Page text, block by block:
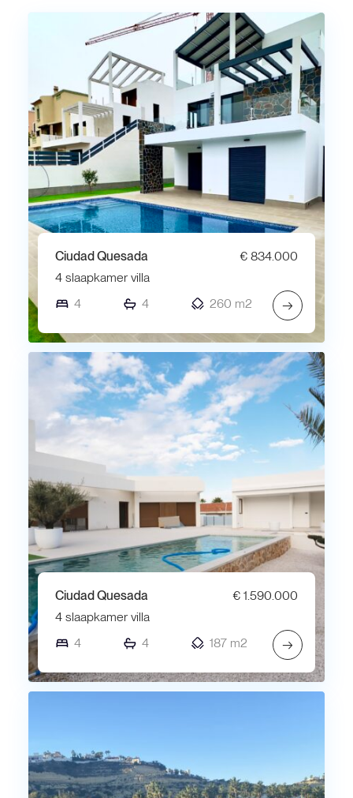
Ciudad Quesada
€ 834.000
4 slaapkamer villa
4
4 260 m2 →
Ciudad Quesada
€ 1.590.000
4 slaapkamer villa
4
4 187 m2 →